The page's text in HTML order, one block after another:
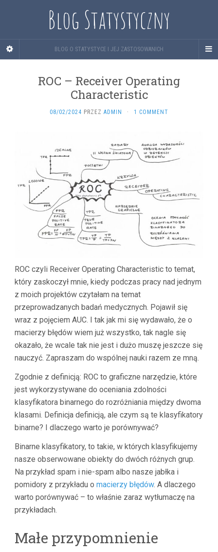
Blog Statystyczny
BLOG O STATYSTYCE I JEJ ZASTOSOWANICH
ROC – Receiver Operating
Characteristic
08/02/2024 PRZEZ ADMIN · 1 COMMENT
ROC czyli Receiver Operating Characteristic to temat,
który zaskoczył mnie, kiedy podczas pracy nad jednym
z moich projektów czytałam na temat
przeprowadzanych badań medycznych. Pojawił się
wraz z pojęciem AUC. I tak jak mi się wydawało, że o
macierzy błędów wiem już wszystko, tak nagle się
okazało, że wcale tak nie jest i dużo muszę jeszcze się
nauczyć. Zapraszam do wspólnej nauki razem ze mną.
Zgodnie z definicją: ROC to graficzne narzędzie, które
jest wykorzystywane do oceniania zdolności
klasyfikatora binarnego do rozróżniania między dwoma
klasami. Definicja definicją, ale czym są te klasyfikatory
binarne? I dlaczego warto je porównywać?
Binarne klasyfikatory, to takie, w których klasyfikujemy
nasze obserwowane obiekty do dwóch różnych grup.
Na przykład spam i nie-spam albo nasze jabłka i
pomidory z przykładu o macierzy błędów. A dlaczego
warto porównywać – to właśnie zaraz wytłumaczę na
przykładach.
Małe przypomnienie